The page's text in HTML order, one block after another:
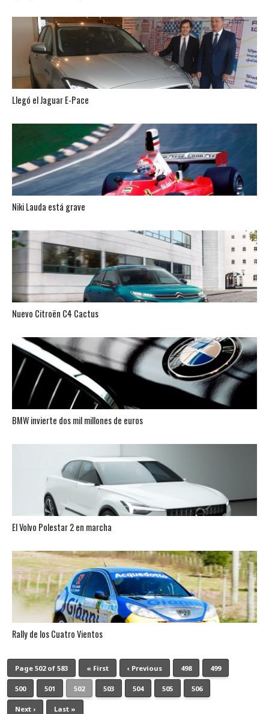
Llegó el Jaguar E-Pace
Niki Lauda está grave
Nuevo Citroën C4 Cactus
BMW invierte dos mil millones de euros
El Volvo Polestar 2 en marcha
Rally de los Cuatro Vientos
Page 502 of 583 « First ‹ Previous 498 499
500 501 502 503 504 505 506
Next › Last »